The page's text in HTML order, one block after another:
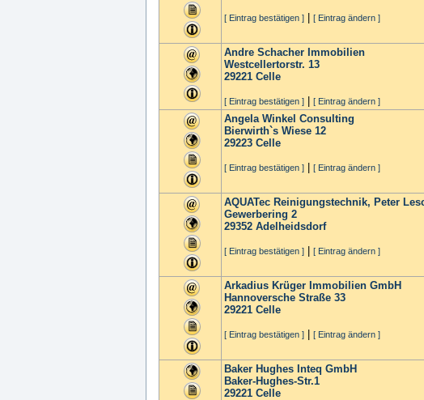
[ Eintrag bestätigen ] [ Eintrag ändern ]
Andre Schacher Immobilien
Westcellertorstr. 13
29221 Celle
[ Eintrag bestätigen ] [ Eintrag ändern ]
Angela Winkel Consulting
Bierwirth`s Wiese 12
29223 Celle
[ Eintrag bestätigen ] [ Eintrag ändern ]
AQUATec Reinigungstechnik, Peter
Gewerbering 2
29352 Adelheidsdorf
[ Eintrag bestätigen ] [ Eintrag ändern ]
Arkadius Krüger Immobilien GmbH
Hannoversche Straße 33
29221 Celle
[ Eintrag bestätigen ] [ Eintrag ändern ]
Baker Hughes Inteq GmbH
Baker-Hughes-Str.1
29221 Celle